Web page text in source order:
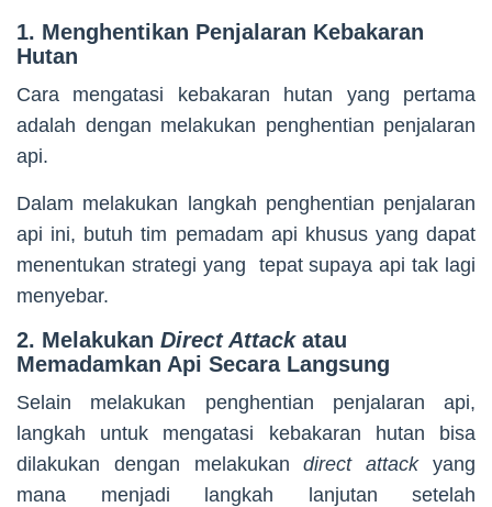
1. Menghentikan Penjalaran Kebakaran
Hutan
Cara mengatasi kebakaran hutan yang pertama
adalah dengan melakukan penghentian penjalaran
api.
Dalam melakukan langkah penghentian penjalaran
api ini, butuh tim pemadam api khusus yang dapat
menentukan strategi yang tepat supaya api tak lagi
menyebar.
2. Melakukan Direct Attackatau
Memadamkan Api Secara Langsung
Selain melakukan penghentian penjalaran api,
langkah untuk mengatasi kebakaran hutan bisa
dilakukan dengan melakukandirect attackyang
mana menjadi langkah lanjutan setelah